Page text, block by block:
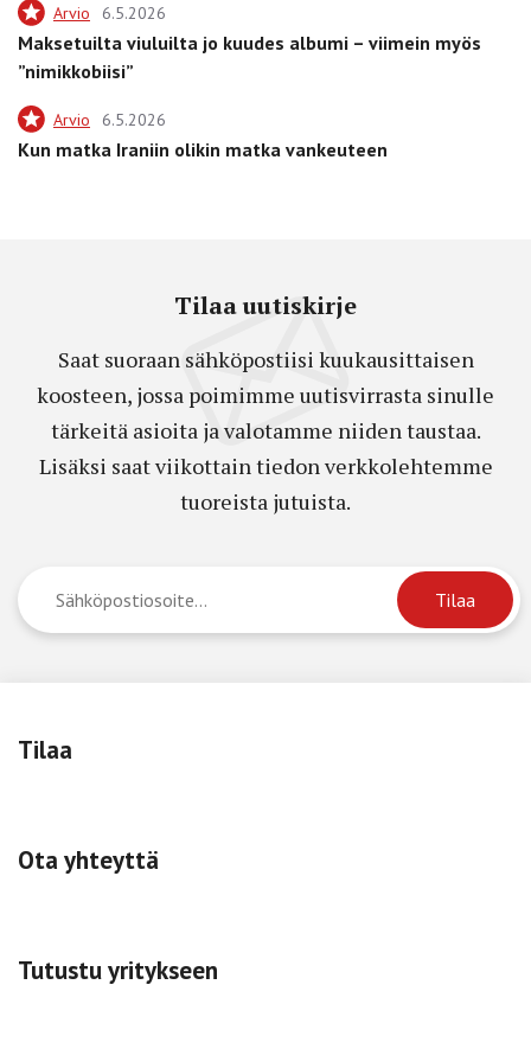
Arvio 6.5.2026
Maksetuilta viuluilta jo kuudes albumi – viimein myös
”nimikkobiisi”
Arvio 6.5.2026
Kun matka Iraniin olikin matka vankeuteen
Tilaa uutiskirje
Saat suoraan sähköpostiisi kuukausittaisen
koosteen, jossa poimimme uutisvirrasta sinulle
tärkeitä asioita ja valotamme niiden taustaa.
Lisäksi saat viikottain tiedon verkkolehtemme
tuoreista jutuista.
Tilaa
Ota yhteyttä
Tutustu yritykseen